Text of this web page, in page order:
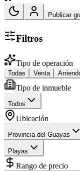
Publicar
Filtros
Tipo de operación
Todas Venta
Tipo de inmueble
Todos
Ubicación
Provincia del Guayas
Playas
Rango de precio